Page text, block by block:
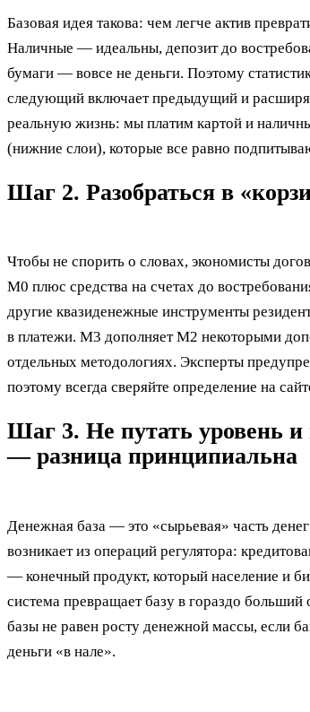
Базовая идея такова: чем легче актив
Наличные — идеальны, депозит до
бумаги — вовсе не деньги. Поэтому
следующий включает предыдущий и
реальную жизнь: мы платим картой и
(нижние слои), которые все равно
Шаг 2. Разобраться в
Чтобы не спорить о словах, экономисты
M0 плюс средства на счетах до
другие квазиденежные инструменты
в платежи. M3 дополняет M2 некоторыми
отдельных методологиях. Эксперты
поэтому всегда сверяйте определение на
Шаг 3. Не путать уровень и
— разница принципиальна
Денежная база — это «сырьевая» часть
возникает из операций регулятора:
— конечный продукт, который население и
система превращает базу в гораздо
базы не равен росту денежной массы, если
деньги «в нале».